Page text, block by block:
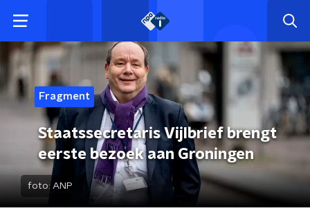
Fragment
Staatssecretaris Vijlbrief brengt
eerste bezoek aan Groningen
foto: ANP